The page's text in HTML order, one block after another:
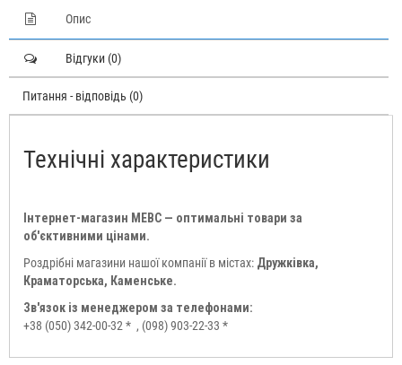
Опис
Відгуки (0)
Питання - відповідь (0)
Технічні характеристики
Інтернет-магазин МЕВС — оптимальні товари за
об'єктивними цінами.
Роздрібні магазини нашої компанії в містах: Дружківка,
Краматорська, Каменське.
Зв'язок із менеджером за телефонами:
+38 (050) 342-00-32 * , (098) 903-22-33 *